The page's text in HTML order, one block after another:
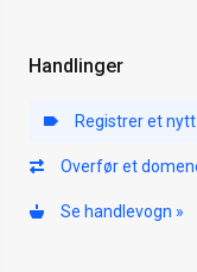
Handlinger
Registrer et
Overfør et
Se handlevogn »